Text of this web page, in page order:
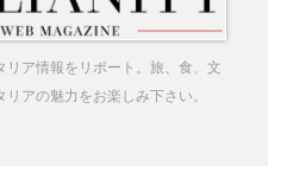
リア情報をリポート。旅、食、文
アの魅力をお楽しみ下さい。